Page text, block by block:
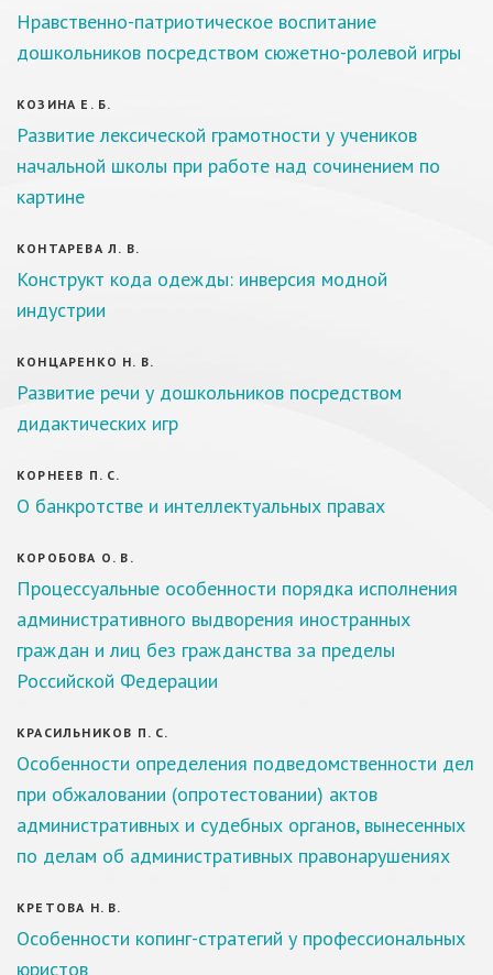
Нравственно-патриотическое воспитание
дошкольников посредством сюжетно-ролевой игры
КОЗИНА Е. Б.
Развитие лексической грамотности у учеников
начальной школы при работе над сочинением по
картине
КОНТАРЕВА Л. В.
Конструкт кода одежды: инверсия модной
индустрии
КОНЦАРЕНКО Н. В.
Развитие речи у дошкольников посредством
дидактических игр
КОРНЕЕВ П. С.
О банкротстве и интеллектуальных правах
КОРОБОВА О. В.
Процессуальные особенности порядка исполнения
административного выдворения иностранных
граждан и лиц без гражданства за пределы
Российской Федерации
КРАСИЛЬНИКОВ П. С.
Особенности определения подведомственности дел
при обжаловании (опротестовании) актов
административных и судебных органов, вынесенных
по делам об административных правонарушениях
КРЕТОВА Н. В.
Особенности копинг-стратегий у профессиональных
юристов